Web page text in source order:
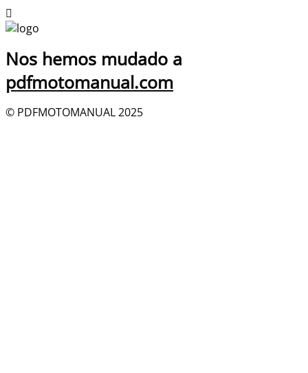
Nos hemos mudado a
pdfmotomanual.com
© PDFMOTOMANUAL 2025